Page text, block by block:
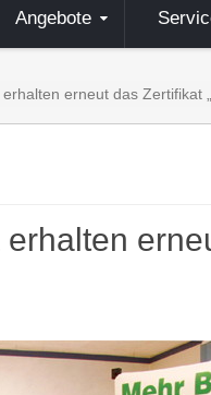
Angebote
erneut das Zertifikat